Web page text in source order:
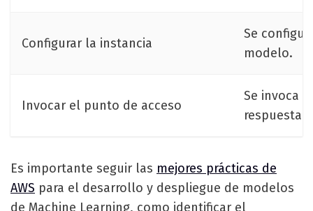
Configurar la instancia
Se
modelo.
Invocar el punto de acceso
Se invoca
respuesta.
Es importante seguir las mejores prácticas de
AWS para el desarrollo y despliegue de modelos
de Machine Learning, como identificar el